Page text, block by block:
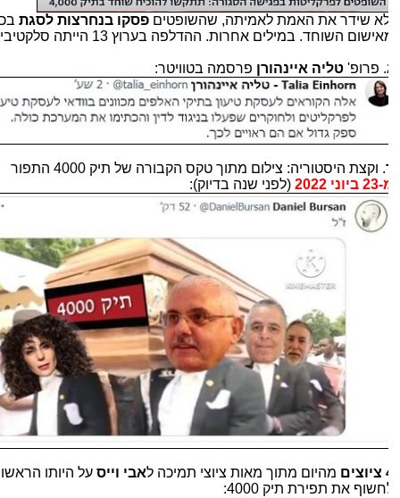
שידר את האמת לאמיתה, שהשופטיםפסקו בנחרצות לסגת
השוחד. במילים אחרות. ההדלפה בערוץ 13 הייתה סלקטיבית.
. פרופ'טליה איינהורןפרסמה בטוויטר:
. וקצת היסטוריה: צילוםמתוך טקס הקבורה של תיק 4000 התפור
(לפני שנה בדיוק):
מהיום מתוך מאות ציוצי תמיכה ל אבי וייסעל היותו הראשון
את תפירת תיק 4000: